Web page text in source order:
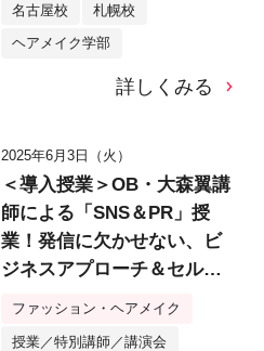
名古屋校 札幌校
ヘアメイク学部
詳しくみる
2025年6月3日（火）
＜導入授業＞OB・大森翼講
師による「SNS＆PR」授
業！発信に欠かせない、ビ
ジネスアプローチ＆セルフ
ブランディングとは？
ファッション・ヘアメイク
授業／特別講師／講演会